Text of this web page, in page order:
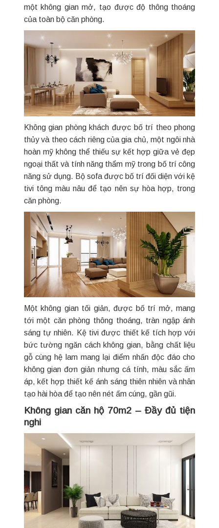
một không gian mở, tạo được độ thông thoáng
của toàn bộ căn phòng.
Không gian phòng khách được bố trí theo phong
thủy và theo cách riêng của gia chủ, một ngôi nhà
hoàn mỹ không thể thiếu sự kết hợp giữa vẻ đẹp
ngoại thất và tính năng thẩm mỹ trong bố trí công
năng sử dụng. Bộ sofa được bố trí đối diện với kệ
tivi tông màu nâu để tạo nên sự hòa hợp, trong
căn phòng.
Một không gian tối giản, được bố trí mở, mang
tới một căn phòng thông thoáng, tràn ngập ánh
sáng tự nhiên. Kệ tivi được thiết kế tích hợp với
bức tường ngăn cách không gian, bằng chất liệu
gỗ cùng hệ lam mang lại điểm nhấn độc đáo cho
không gian đơn giản nhưng cá tính, màu sắc ấm
áp, kết hợp thiết kế ánh sáng thiên nhiên và nhân
tạo hài hòa để tạo nên nét ấm cúng, gần gũi.
Không gian căn hộ 70m2 – Đầy đủ tiện
nghi